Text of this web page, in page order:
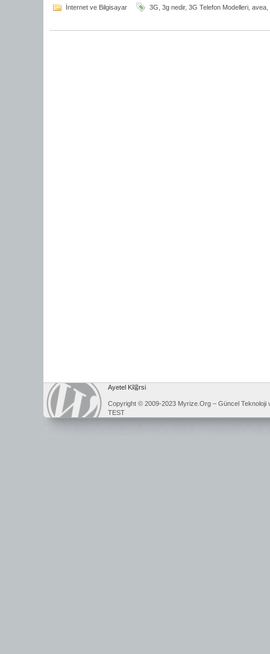
İnternet ve Bilgisayar 3G 3g nedir, 3G Telefon Modelleri avea
Ayetel K端rsi
Copyright © 2009-2023 Myrize.Org – Güncel Teknoloji
TEST